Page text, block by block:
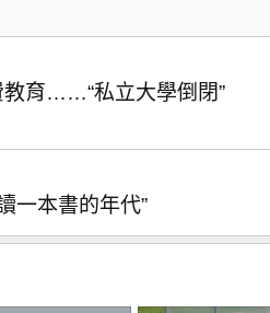
育……“私立大學倒閉”
一本書的年代”